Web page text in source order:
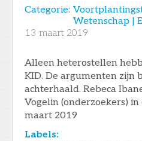
Categorie:
Wetenschap |
13 maart 2019
Alleen heterostellen
KID. De argumenten zijn
achterhaald. Rebeca
Vogelin (onderzoekers)
maart 2019
Labels: